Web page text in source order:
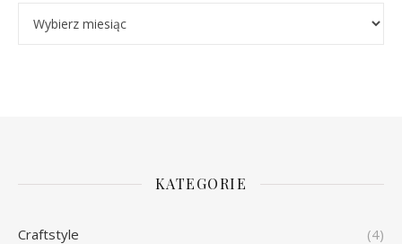
KATEGORIE
Craftstyle (4)